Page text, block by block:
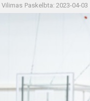
Vilimas Paskelbta: 2023-04-03